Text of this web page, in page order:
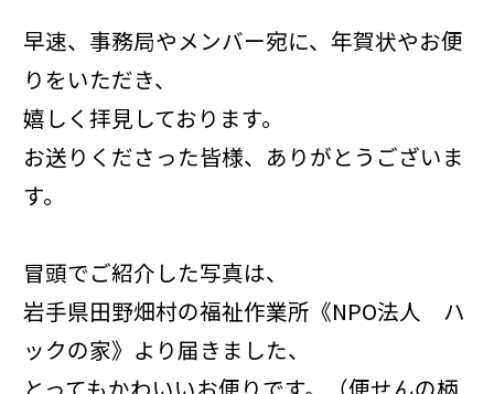
早速、事務局やメンバー宛に、年賀状やお便
りをいただき、
嬉しく拝見しております。
お送りくださった皆様、ありがとうございま
す。
冒頭でご紹介した写真は、
岩手県田野畑村の福祉作業所《NPO法人 ハ
ックの家》より届きました、